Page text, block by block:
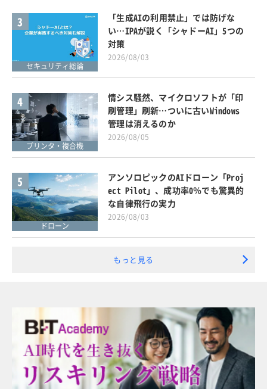
3
セキュリティ総論
「生成AIの利用禁止」では防げな
い…IPAが説く「シャドーAI」5つの
対策
2026/08/03
4
プリンタ・複合機
情シス騒然、マイクロソフトが「印
刷管理」刷新…ついに古いWindows
管理は消えるのか
2026/08/05
5
ドローン
アンソロピックのAIドローン「Proj
ect Pilot」、成功率0％でも驚異的
な自律飛行の実力
2026/08/03
もっと見る